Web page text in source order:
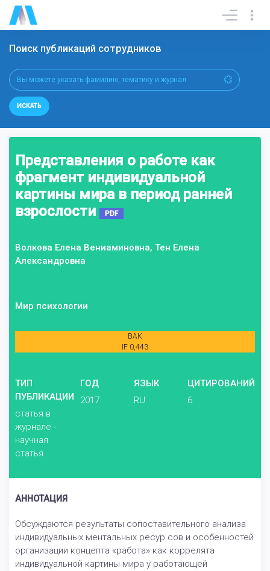
Поиск публикаций сотрудников
ИСКАТЬ
Представления о работе как
фрагмент индивидуальной
картины мира в период ранней
взрослости
PDF
Волкова Елена Вениаминовна, Тен Елена
Александровна
Мир психологии
ВАК
IF 0,443
ТИП
ПУБЛИКАЦИИ
статья в
журнале -
научная
статья
ГОД
2017
ЯЗЫК
RU
ЦИТИРОВАНИЙ
6
АННОТАЦИЯ
Обсуждаются результаты сопоставительного анализа
индивидуальных ментальных ресур сов и особенностей
организации концепта «работа» как коррелята
индивидуальной картины мира у работающей